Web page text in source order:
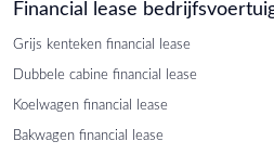
Financial lease
Grijs kenteken financial lease
Dubbele cabine financial lease
Koelwagen financial lease
Bakwagen financial lease